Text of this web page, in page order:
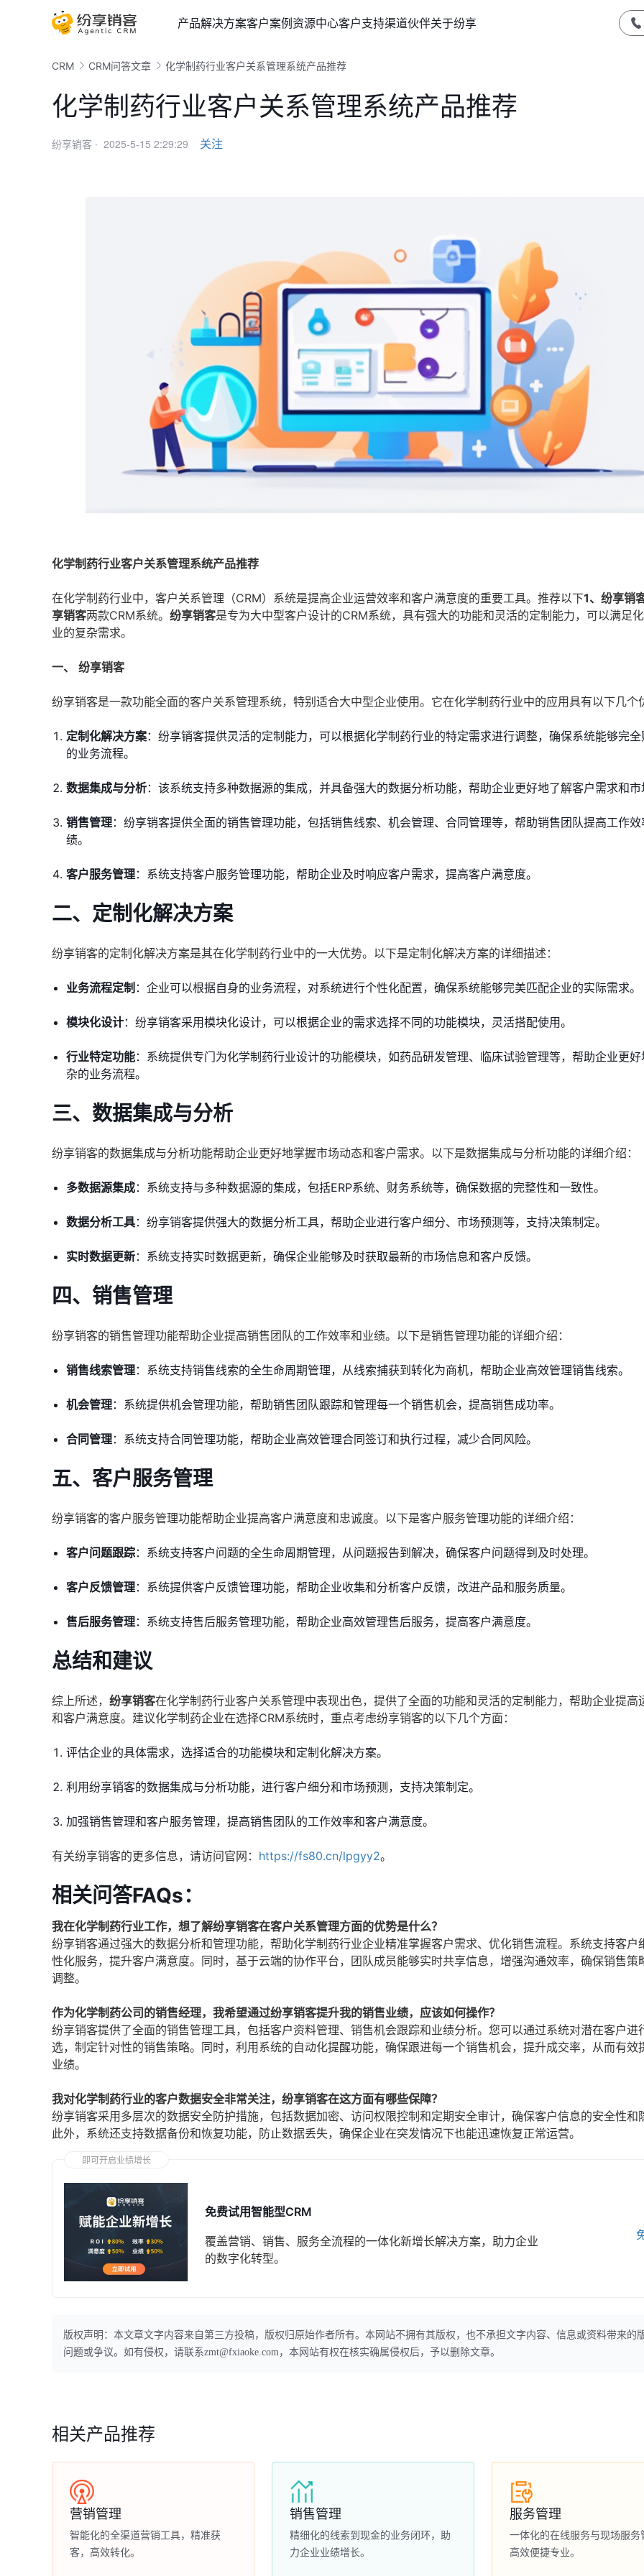
产品解决方案客户案例资源中心客户支持渠道伙伴关于纷享
CRM CRM问答文章 化学制药行业客户关系管理系统产品推荐
化学制药行业客户关系管理系统产品推荐
纷享销客 · 2025-5-15 2:29:29 关注
化学制药行业客户关系管理系统产品推荐
在化学制药行业中，客户关系管理（CRM）系统是提高企业运营效率和客户满意度的重要工具。推荐以下1、纷享销
享销客两款CRM系统。 纷享销客是专为大中型客户设计的CRM系统，具有强大的功能和灵活的定制能力，可以满足
业的复杂需求。
一、 纷享销客
纷享销客是一款功能全面的客户关系管理系统，特别适合大中型企业使用。它在化学制药行业中的应用具有以下几个
定制化解决方案：纷享销客提供灵活的定制能力，可以根据化学制药行业的特定需求进行调整，确保系统能够完
的业务流程。
数据集成与分析：该系统支持多种数据源的集成，并具备强大的数据分析功能，帮助企业更好地了解客户需求和
销售管理：纷享销客提供全面的销售管理功能，包括销售线索、机会管理、合同管理等，帮助销售团队提高工作
绩。
客户服务管理：系统支持客户服务管理功能，帮助企业及时响应客户需求，提高客户满意度。
二、 定制化解决方案
纷享销客的定制化解决方案是其在化学制药行业中的一大优势。以下是定制化解决方案的详细描述：
业务流程定制 ：企业可以根据自身的业务流程，对系统进行个性化配置，确保系统能够完美匹配企业的实际需求。
模块化设计：纷享销客采用模块化设计，可以根据企业的需求选择不同的功能模块，灵活搭配使用。
行业特定功能：系统提供专门为化学制药行业设计的功能模块，如药品研发管理、临床试验管理等，帮助企业更
杂的业务流程。
三、 数据集成与分析
纷享销客的数据集成与分析功能帮助企业更好地掌握市场动态和客户需求。以下是数据集成与分析功能的详细介绍：
多数据源集成：系统支持与多种数据源的集成，包括ERP系统、财务系统等，确保数据的完整性和一致性。
数据分析工具：纷享销客提供强大的数据分析工具，帮助企业进行客户细分、市场预测等，支持决策制定。
实时数据更新：系统支持实时数据更新，确保企业能够及时获取最新的市场信息和客户反馈。
四、 销售管理
纷享销客的销售管理功能帮助企业提高销售团队的工作效率和业绩。以下是销售管理功能的详细介绍：
销售线索管理：系统支持销售线索的全生命周期管理，从线索捕获到转化为商机，帮助企业高效管理销售线索。
机会管理：系统提供机会管理功能，帮助销售团队跟踪和管理每一个销售机会，提高销售成功率。
合同管理：系统支持合同管理功能，帮助企业高效管理合同签订和执行过程，减少合同风险。
五、 客户服务管理
纷享销客的客户服务管理功能帮助企业提高客户满意度和忠诚度。以下是客户服务管理功能的详细介绍：
客户问题跟踪：系统支持客户问题的全生命周期管理，从问题报告到解决，确保客户问题得到及时处理。
客户反馈管理：系统提供客户反馈管理功能，帮助企业收集和分析客户反馈，改进产品和服务质量。
售后服务管理：系统支持售后服务管理功能，帮助企业高效管理售后服务，提高客户满意度。
总结和建议
综上所述， 纷享销客在化学制药行业客户关系管理中表现出色，提供了全面的功能和灵活的定制能力，帮助企业提高
和客户满意度。建议化学制药企业在选择CRM系统时，重点考虑纷享销客的以下几个方面：
评估企业的具体需求，选择适合的功能模块和定制化解决方案。
利用纷享销客的数据集成与分析功能，进行客户细分和市场预测，支持决策制定。
加强销售管理和客户服务管理，提高销售团队的工作效率和客户满意度。
有关纷享销客的更多信息，请访问官网： https://fs80.cn/lpgyy2。
相关问答FAQs：
我在化学制药行业工作，想了解纷享销客在客户关系管理方面的优势是什么？
纷享销客通过强大的数据分析和管理功能，帮助化学制药行业企业精准掌握客户需求、优化销售流程。系统支持客户
性化服务，提升客户满意度。同时，基于云端的协作平台，团队成员能够实时共享信息，增强沟通效率，确保销售策
调整。
作为化学制药公司的销售经理，我希望通过纷享销客提升我的销售业绩，应该如何操作？
纷享销客提供了全面的销售管理工具，包括客户资料管理、销售机会跟踪和业绩分析。您可以通过系统对潜在客户进
选，制定针对性的销售策略。同时，利用系统的自动化提醒功能，确保跟进每一个销售机会，提升成交率，从而有效
业绩。
我对化学制药行业的客户数据安全非常关注，纷享销客在这方面有哪些保障？
纷享销客采用多层次的数据安全防护措施，包括数据加密、访问权限控制和定期安全审计，确保客户信息的安全性和
此外，系统还支持数据备份和恢复功能，防止数据丢失，确保企业在突发情况下也能迅速恢复正常运营。
即可开启业绩增长
免费试用智能型CRM
覆盖营销、销售、服务全流程的一体化新增长解决方案，助力企业
的数字化转型。
版权声明：本文章文字内容来自第三方投稿，版权归原始作者所有。本网站不拥有其版权，也不承担文字内容、信息或资料带来的
问题或争议。如有侵权，请联系zmt@fxiaoke.com，本网站有权在核实确属侵权后，予以删除文章。
相关产品推荐
营销管理
智能化的全渠道营销工具，精准获
客，高效转化。
销售管理
精细化的线索到现金的业务闭环，助
力企业业绩增长。
服务管理
一体化的在线服务与现场服务
高效便捷专业。